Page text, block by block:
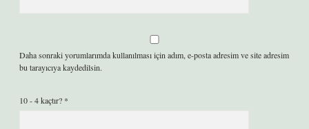
Daha sonraki yorumlarımda kullanılması için adım, e-posta adresim ve site adresim
bu tarayıcıya kaydedilsin.
10 - 4 kaçtır? *